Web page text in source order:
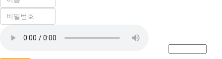
필
수
비
밀